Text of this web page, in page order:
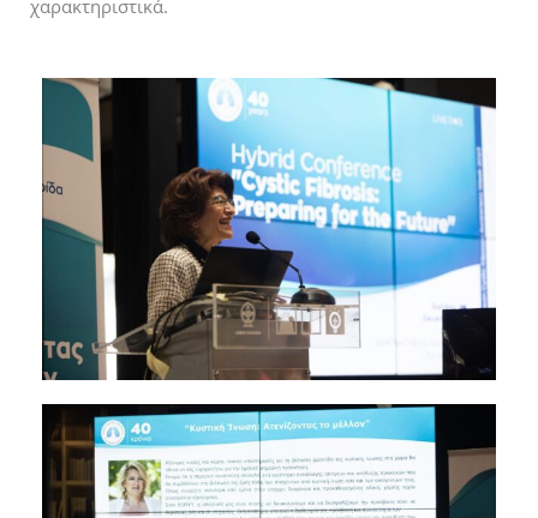
χαρακτηριστικά.